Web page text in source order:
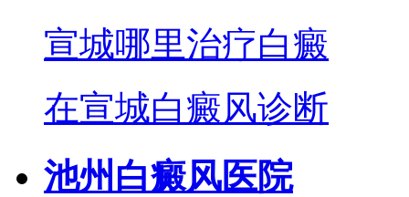
宣城哪里治疗白癜
在宣城白癜风诊断
池州白癜风医院